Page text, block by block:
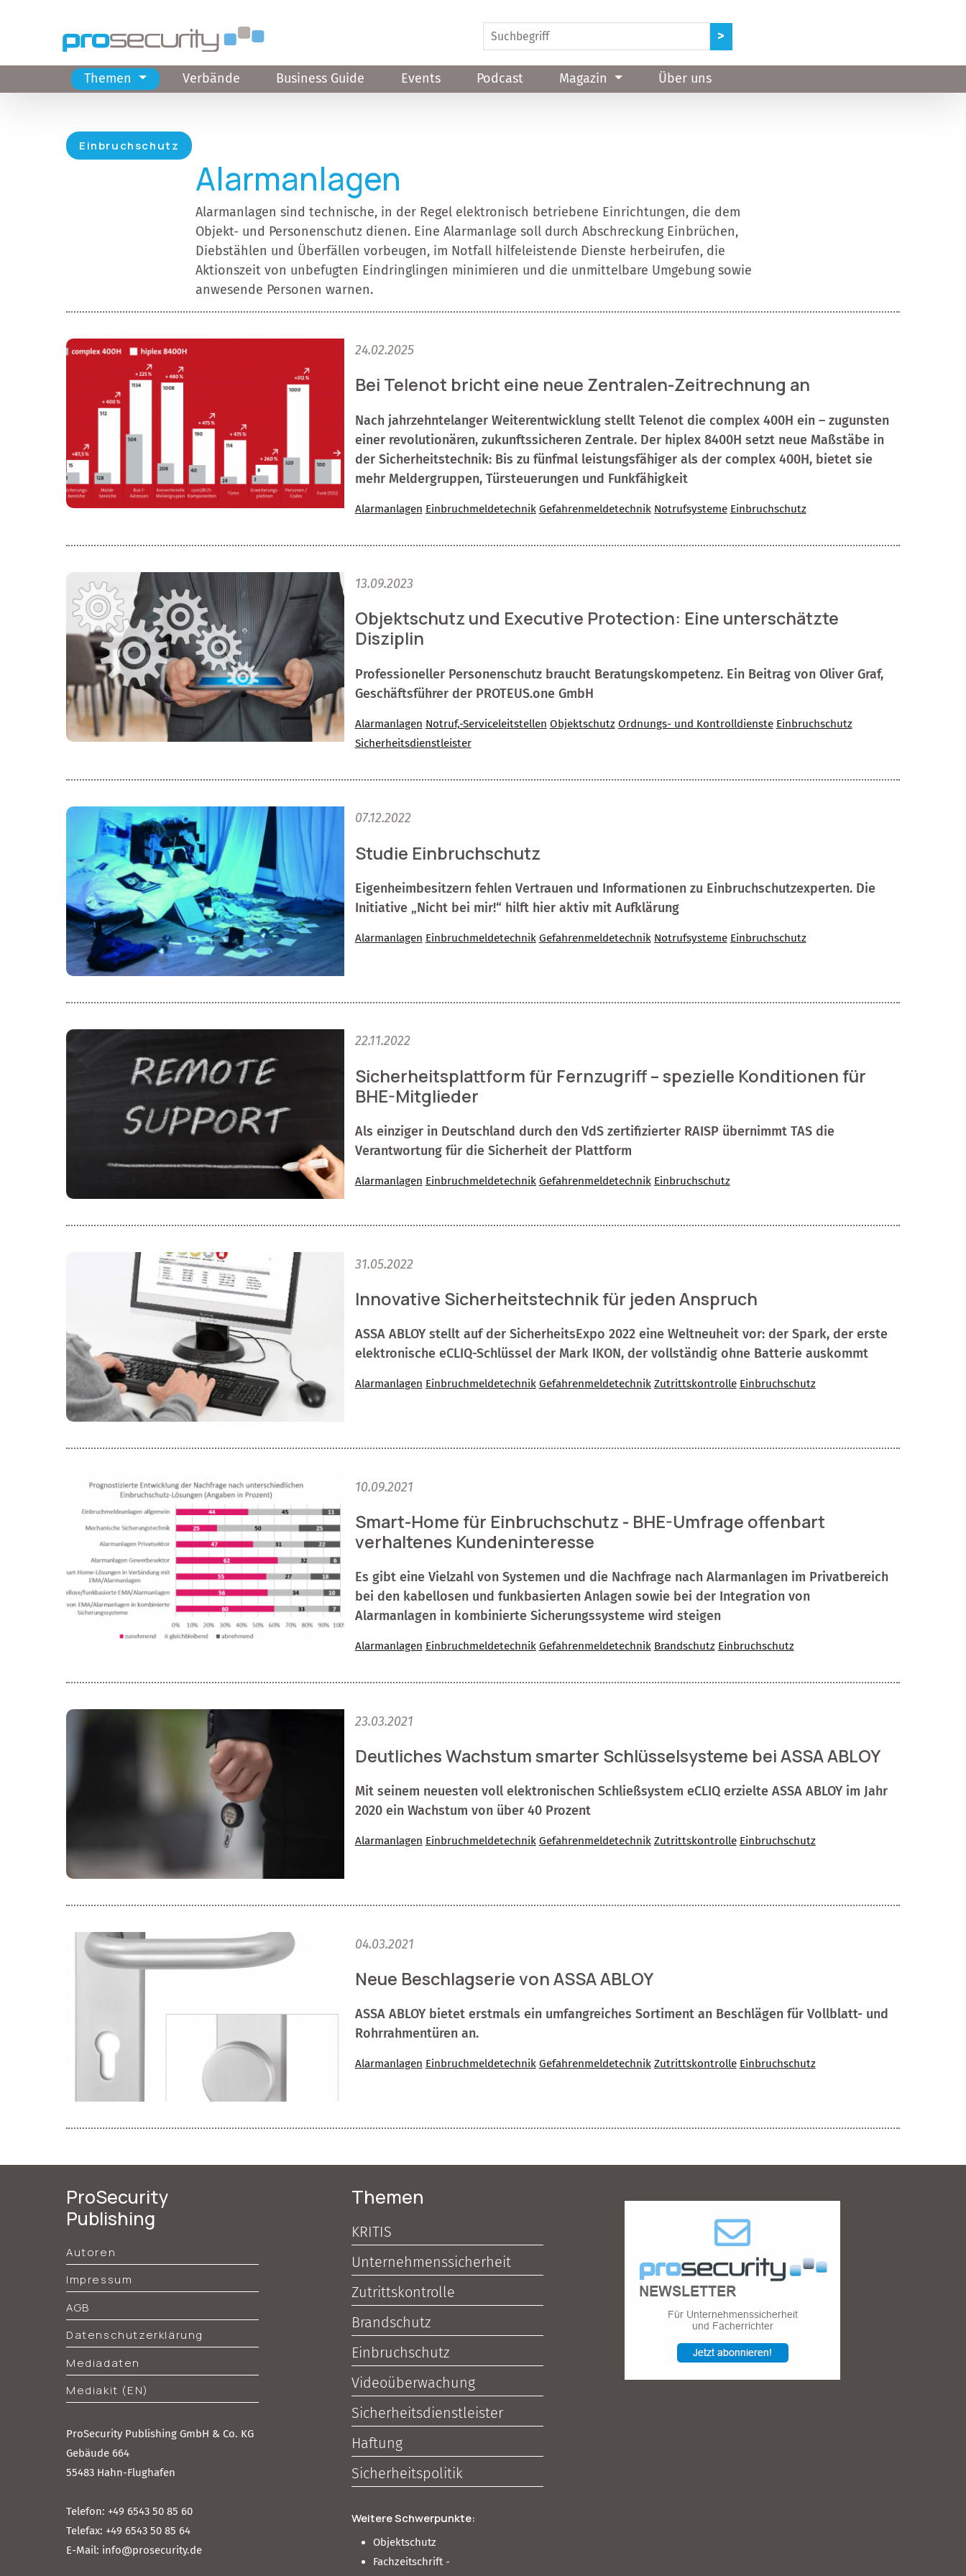
Themen Verbände Business Guide Events Podcast Magazin Über uns
Hauptnavigation
Einbruchschutz
Alarmanlagen
Alarmanlagen sind technische, in der Regel elektronisch betriebene Einrichtungen, die dem
Objekt- und Personenschutz dienen. Eine Alarmanlage soll durch Abschreckung Einbrüchen,
Diebstählen und Überfällen vorbeugen, im Notfall hilfeleistende Dienste herbeirufen, die
Aktionszeit von unbefugten Eindringlingen minimieren und die unmittelbare Umgebung sowie
anwesende Personen warnen.
24.02.2025
Bei Telenot bricht eine neue Zentralen-Zeitrechnung an
Nach jahrzehntelanger Weiterentwicklung stellt Telenot die complex 400H ein – zugunsten
einer revolutionären, zukunftssicheren Zentrale. Der hiplex 8400H setzt neue Maßstäbe in
der Sicherheitstechnik: Bis zu fünfmal leistungsfähiger als der complex 400H, bietet sie
mehr Meldergruppen, Türsteuerungen und Funkfähigkeit
Alarmanlagen Einbruchmeldetechnik Gefahrenmeldetechnik Notrufsysteme Einbruchschutz
13.09.2023
Objektschutz und Executive Protection: Eine unterschätzte
Disziplin
Professioneller Personenschutz braucht Beratungskompetenz. Ein Beitrag von Oliver Graf,
Geschäftsführer der PROTEUS.one GmbH
Alarmanlagen Notruf,-Serviceleitstellen Objektschutz Ordnungs- und Kontrolldienste Einbruchschutz
Sicherheitsdienstleister
07.12.2022
Studie Einbruchschutz
Eigenheimbesitzern fehlen Vertrauen und Informationen zu Einbruchschutzexperten. Die
Initiative „Nicht bei mir!“ hilft hier aktiv mit Aufklärung
Alarmanlagen Einbruchmeldetechnik Gefahrenmeldetechnik Notrufsysteme Einbruchschutz
22.11.2022
Sicherheitsplattform für Fernzugriff – spezielle Konditionen für
BHE-Mitglieder
Als einziger in Deutschland durch den VdS zertifizierter RAISP übernimmt TAS die
Verantwortung für die Sicherheit der Plattform
Alarmanlagen Einbruchmeldetechnik Gefahrenmeldetechnik Einbruchschutz
31.05.2022
Innovative Sicherheitstechnik für jeden Anspruch
ASSA ABLOY stellt auf der SicherheitsExpo 2022 eine Weltneuheit vor: der Spark, der erste
elektronische eCLIQ-Schlüssel der Mark IKON, der vollständig ohne Batterie auskommt
Alarmanlagen Einbruchmeldetechnik Gefahrenmeldetechnik Zutrittskontrolle Einbruchschutz
10.09.2021
Smart-Home für Einbruchschutz - BHE-Umfrage offenbart
verhaltenes Kundeninteresse
Es gibt eine Vielzahl von Systemen und die Nachfrage nach Alarmanlagen im Privatbereich
bei den kabellosen und funkbasierten Anlagen sowie bei der Integration von
Alarmanlagen in kombinierte Sicherungssysteme wird steigen
Alarmanlagen Einbruchmeldetechnik Gefahrenmeldetechnik Brandschutz Einbruchschutz
23.03.2021
Deutliches Wachstum smarter Schlüsselsysteme bei ASSA ABLOY
Mit seinem neuesten voll elektronischen Schließsystem eCLIQ erzielte ASSA ABLOY im Jahr
2020 ein Wachstum von über 40 Prozent
Alarmanlagen Einbruchmeldetechnik Gefahrenmeldetechnik Zutrittskontrolle Einbruchschutz
04.03.2021
Neue Beschlagserie von ASSA ABLOY
ASSA ABLOY bietet erstmals ein umfangreiches Sortiment an Beschlägen für Vollblatt- und
Rohrrahmentüren an.
Alarmanlagen Einbruchmeldetechnik Gefahrenmeldetechnik Zutrittskontrolle Einbruchschutz
ProSecurity
Publishing
Autoren
Impressum
AGB
Datenschutzerklärung
Mediadaten
Mediakit (EN)
ProSecurity Publishing GmbH & Co. KG
Gebäude 664
55483 Hahn-Flughafen
Telefon: +49 6543 50 85 60
Telefax: +49 6543 50 85 64
E-Mail: info@prosecurity.de
Themen
KRITIS
Unternehmenssicherheit
Zutrittskontrolle
Brandschutz
Einbruchschutz
Videoüberwachung
Sicherheitsdienstleister
Haftung
Sicherheitspolitik
Weitere Schwerpunkte:
Objektschutz
Fachzeitschrift -